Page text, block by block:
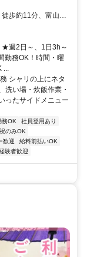
歩約11分、富山地
市内線 西中野徒歩
★週2日～、1日3h～
勤務OK！時間・曜
...
シャリの上にネタ
洗い場・炊飯作業・
ったサイドメニュー
務OK
社員登用あり
のみOK
歓迎
給料前払いOK
験者歓迎